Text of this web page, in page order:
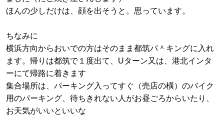
ほんの少しだけは、顔を出そうと。思っています。
ちなみに
横浜方向からおいでの方はそのまま都筑パ＾キングに入れ
ます。帰りは都筑で１度出て、Uターン又は、港北インタ
ーにて帰路に着きます
集合場所は、パーキング入ってすぐ（売店の橫）のバイク
用のパーキング、待ちきれない人がお昼ごろからいたり、
お天気がいいといいな